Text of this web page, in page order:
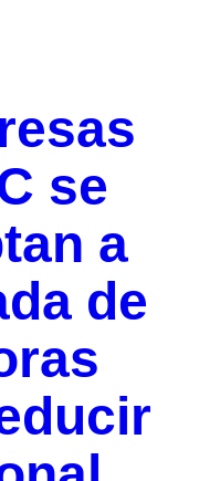
se
a
de